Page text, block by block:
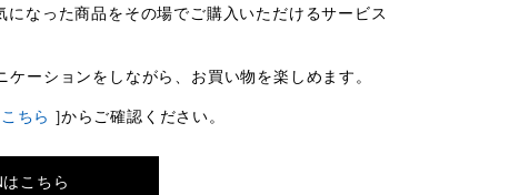
なった商品をその場でご購入いただけるサービス
ーションをしながら、お買い物を楽しめます。
ちら ]からご確認ください。
こちら